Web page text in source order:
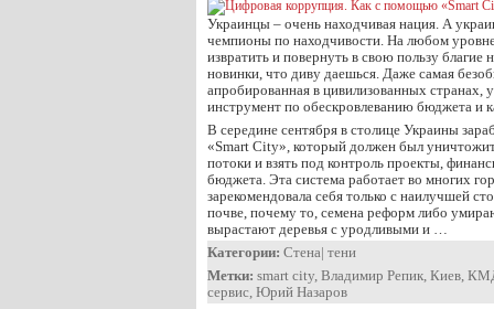
Украинцы – очень находчивая нация. А
чемпионы по находчивости. На любом
извратить и повернуть в свою пользу благие
новинки, что диву даешься. Даже самая
апробированная в цивилизованных странах,
инструмент по обескровлеванию бюджета и
В середине сентября в столице Украины
«Smart City», который должен был
потоки и взять под контроль проекты,
бюджета. Эта система работает во многих
зарекомендовала себя только с наилучшей
почве, почему то, семена реформ либо
вырастают деревья с уродливыми и …
Категории: Стена| тени
Метки: smart city, Владимир Репик, Киев,
сервис, Юрий Назаров